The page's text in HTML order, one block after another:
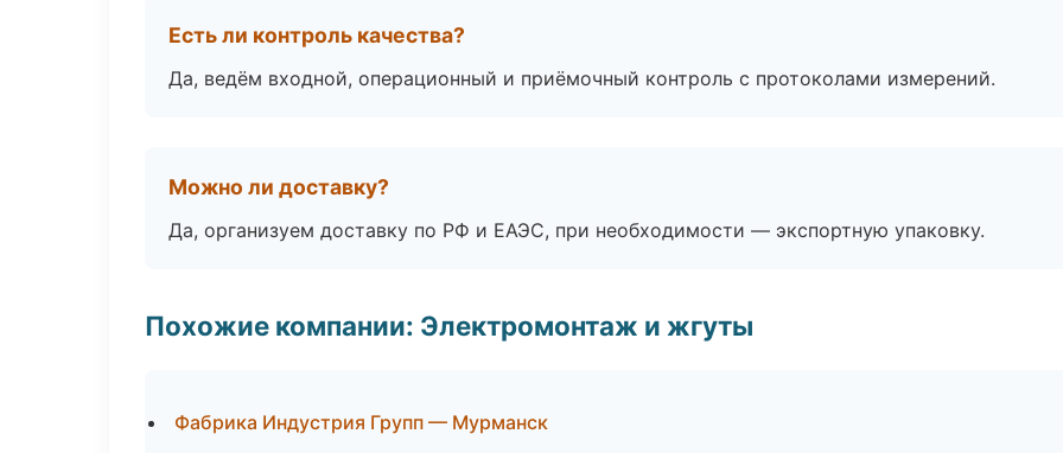
Есть ли контроль качества?
Да, ведём входной, операционный и приёмочный контроль с протоколами измерений.
Можно ли доставку?
Да, организуем доставку по РФ и ЕАЭС, при необходимости — экспортную упаковку.
Похожие компании: Электромонтаж и жгуты
Фабрика Индустрия Групп — Мурманск